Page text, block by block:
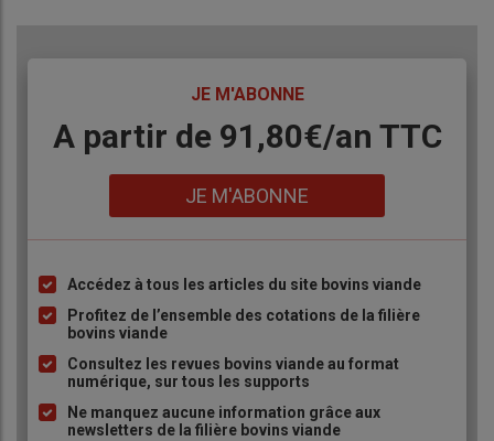
JE M'ABONNE
Body
A partir de 91,80€/an​ TTC
JE M'ABONNE
Liste
à
puce
Accédez à tous les articles du site bovins viande
Profitez de l’ensemble des cotations de la filière
bovins viande
Consultez les revues bovins viande au format
numérique, sur tous les supports
Ne manquez aucune information grâce aux
newsletters de la filière bovins viande